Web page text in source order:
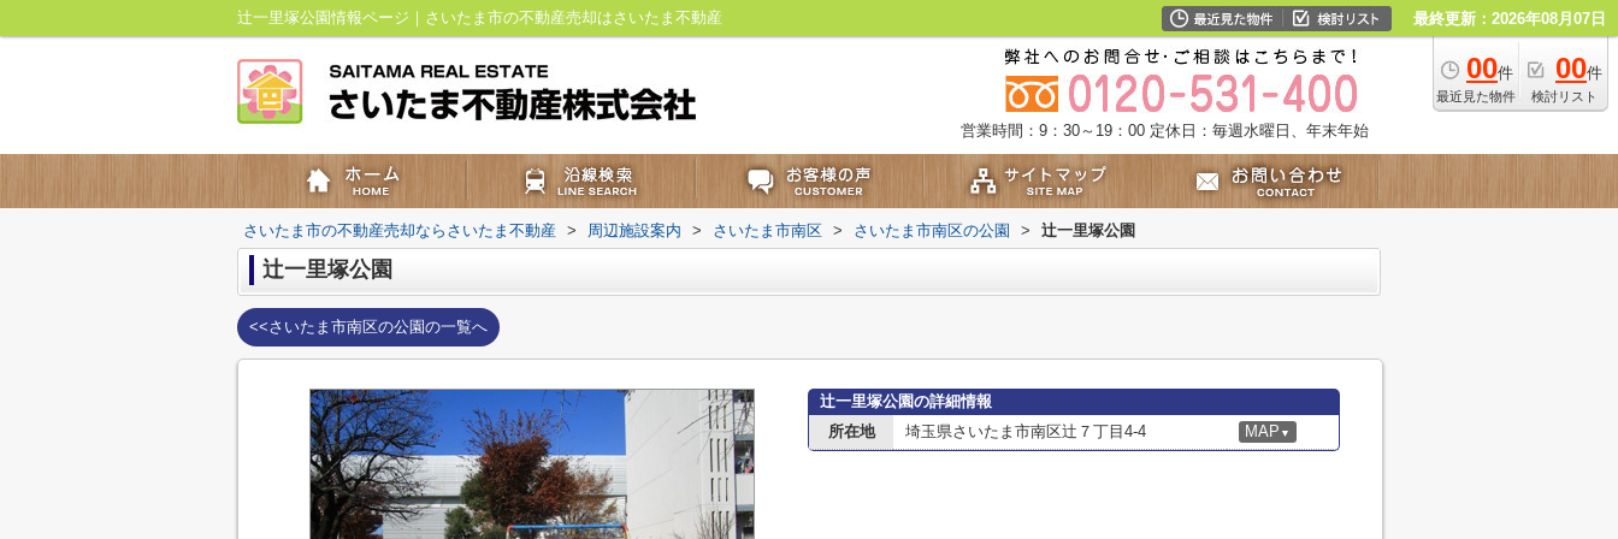
辻一里塚公園情報ページ｜さいたま市の不動産売却はさいたま不動産 最終更新：2026年08月07日
00件
最近見た物件
00件
検討リスト
営業時間：9：30～19：00 定休日：毎週水曜日、年末年始
さいたま市の不動産売却ならさいたま不動産 > 周辺施設案内 > さいたま市南区 > さいたま市南区の公園 > 辻一里塚公園
辻一里塚公園
<<さいたま市南区の公園の一覧へ
辻一里塚公園の詳細情報
所在地
埼玉県さいたま市南区辻７丁目4-4 MAP ▼